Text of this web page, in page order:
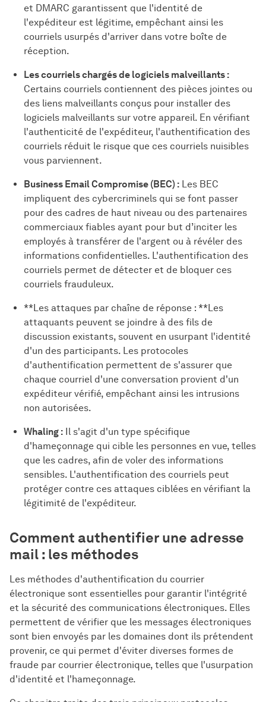
et DMARC garantissent que l'identité de
l'expéditeur est légitime, empêchant ainsi les
courriels usurpés d'arriver dans votre boîte de
réception.
Les courriels chargés de logiciels malveillants :
Certains courriels contiennent des pièces jointes ou
des liens malveillants conçus pour installer des
logiciels malveillants sur votre appareil. En vérifiant
l'authenticité de l'expéditeur, l'authentification des
courriels réduit le risque que ces courriels nuisibles
vous parviennent.
Business Email Compromise (BEC) : Les BEC
impliquent des cybercriminels qui se font passer
pour des cadres de haut niveau ou des partenaires
commerciaux fiables ayant pour but d’inciter les
employés à transférer de l'argent ou à révéler des
informations confidentielles. L'authentification des
courriels permet de détecter et de bloquer ces
courriels frauduleux.
**Les attaques par chaîne de réponse : **Les
attaquants peuvent se joindre à des fils de
discussion existants, souvent en usurpant l'identité
d'un des participants. Les protocoles
d'authentification permettent de s'assurer que
chaque courriel d'une conversation provient d'un
expéditeur vérifié, empêchant ainsi les intrusions
non autorisées.
Whaling : Il s'agit d'un type spécifique
d'hameçonnage qui cible les personnes en vue, telles
que les cadres, afin de voler des informations
sensibles. L'authentification des courriels peut
protéger contre ces attaques ciblées en vérifiant la
légitimité de l'expéditeur.
Comment authentifier une adresse
mail : les méthodes
Les méthodes d'authentification du courrier
électronique sont essentielles pour garantir l'intégrité
et la sécurité des communications électroniques. Elles
permettent de vérifier que les messages électroniques
sont bien envoyés par les domaines dont ils prétendent
provenir, ce qui permet d'éviter diverses formes de
fraude par courrier électronique, telles que l'usurpation
d'identité et l'hameçonnage.